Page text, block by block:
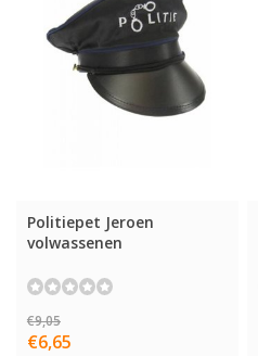
Politiepet Jeroen
volwassenen
€9,05
€6,65